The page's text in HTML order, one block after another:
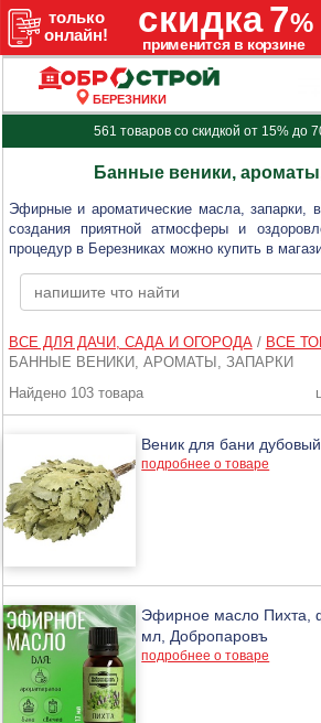
БЕРЕЗНИКИ
561 товаров со скидкой от 15% до
Банные веники,
Эфирные и ароматические масла, запарки,
создания приятной атмосферы и
процедур в Березниках можно купить в
ВСЕ ДЛЯ ДАЧИ, САДА И ОГОРОДА/ ВСЕ
БАННЫЕ ВЕНИКИ, АРОМАТЫ, ЗАПАРКИ
Найдено 103 товара
Веник для бани дубовый
подробнее о товаре
Эфирное масло Пихта,
мл, Добропаровъ
подробнее о товаре